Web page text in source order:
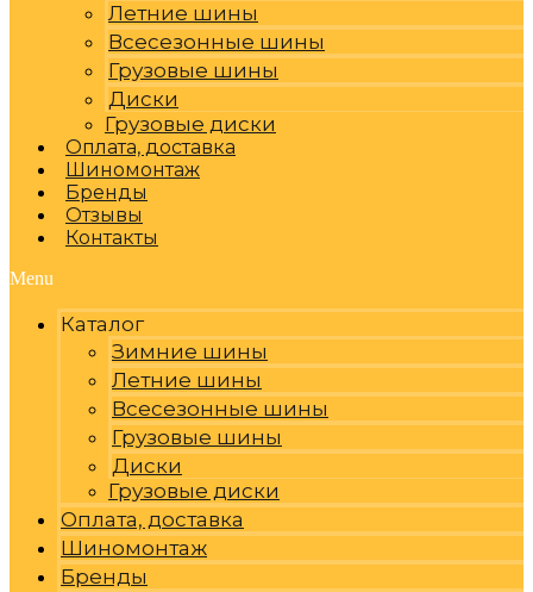
Летние шины
Всесезонные шины
Грузовые шины
Диски
Грузовые диски
Оплата, доставка
Шиномонтаж
Бренды
Отзывы
Контакты
Menu
Каталог
Зимние шины
Летние шины
Всесезонные шины
Грузовые шины
Диски
Грузовые диски
Оплата, доставка
Шиномонтаж
Бренды